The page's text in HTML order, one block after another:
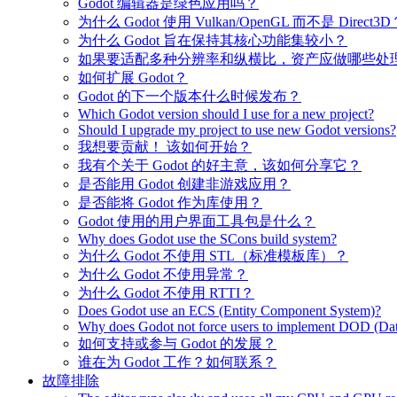
Godot 编辑器是绿色应用吗？
为什么 Godot 使用 Vulkan/OpenGL 而不是 Direct3D
为什么 Godot 旨在保持其核心功能集较小？
如果要适配多种分辨率和纵横比，资产应做哪些处
如何扩展 Godot？
Godot 的下一个版本什么时候发布？
Which Godot version should I use for a new project?
Should I upgrade my project to use new Godot versions?
我想要贡献！ 该如何开始？
我有个关于 Godot 的好主意，该如何分享它？
是否能用 Godot 创建非游戏应用？
是否能将 Godot 作为库使用？
Godot 使用的用户界面工具包是什么？
Why does Godot use the SCons build system?
为什么 Godot 不使用 STL（标准模板库）？
为什么 Godot 不使用异常？
为什么 Godot 不使用 RTTI？
Does Godot use an ECS (Entity Component System)?
Why does Godot not force users to implement DOD
如何支持或参与 Godot 的发展？
谁在为 Godot 工作？如何联系？
故障排除